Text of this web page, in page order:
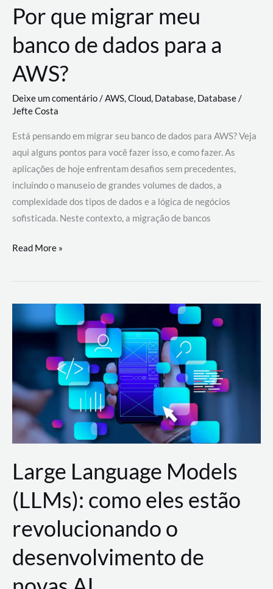
Por que migrar meu
banco de dados para a
AWS?
Deixe um comentário/AWS,Cloud, Database, Database/
Jefte Costa
Está pensando em migrar seu banco de dados para AWS? Veja
aqui alguns pontos para você fazer isso, e como fazer. As
aplicações de hoje enfrentam desafios sem precedentes,
incluindo o manuseio de grandes volumes de dados, a
complexidade dos tipos de dados e a lógica de negócios
sofisticada. Neste contexto, a migração de bancos
Por
migrar
de
a
AWS?
Read More »
Large Language Models
(LLMs): como eles estão
revolucionando o
desenvolvimento de